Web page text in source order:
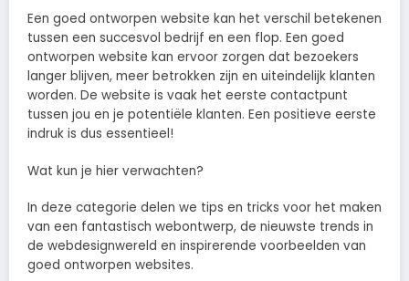
Een goed ontworpen website kan het verschil betekenen
tussen een succesvol bedrijf en een flop. Een goed
ontworpen website kan ervoor zorgen dat bezoekers
langer blijven, meer betrokken zijn en uiteindelijk klanten
worden. De website is vaak het eerste contactpunt
tussen jou en je potentiële klanten. Een positieve eerste
indruk is dus essentieel!
Wat kun je hier verwachten?
In deze categorie delen we tips en tricks voor het maken
van een fantastisch webontwerp, de nieuwste trends in
de webdesignwereld en inspirerende voorbeelden van
goed ontworpen websites.